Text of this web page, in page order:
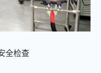
全检查